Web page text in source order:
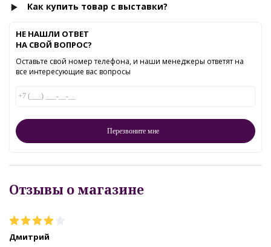
Как купить товар с выставки?
НЕ НАШЛИ ОТВЕТ
НА СВОЙ ВОПРОС?
Оставьте свой номер телефона, и наши менеджеры ответят на
все интересующие вас вопросы
Отзывы о магазине
Дмитрий